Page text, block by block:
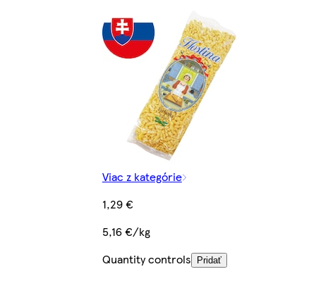
Viac z kategórie
1,29 €
5,16 €/kg
Quantity controls
Pridať